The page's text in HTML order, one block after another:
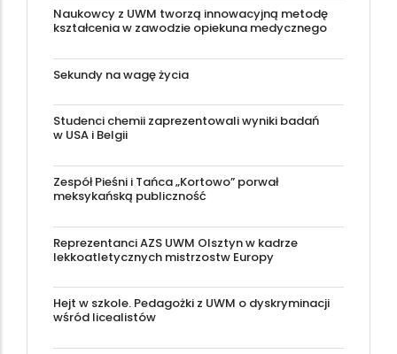
Naukowcy z UWM tworzą innowacyjną metodę
kształcenia w zawodzie opiekuna medycznego
Sekundy na wagę życia
Studenci chemii zaprezentowali wyniki badań
w USA i Belgii
Zespół Pieśni i Tańca „Kortowo” porwał
meksykańską publiczność
Reprezentanci AZS UWM Olsztyn w kadrze
lekkoatletycznych mistrzostw Europy
Hejt w szkole. Pedagożki z UWM o dyskryminacji
wśród licealistów